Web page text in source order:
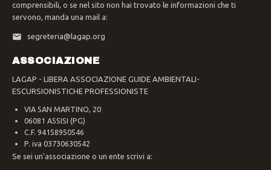
comprensibili, o se nel sito non hai trovato le informazioni che ti
servono, manda una mail a:
segreteria@lagap.org
ASSOCIAZIONE
LAGAP - LIBERA ASSOCIAZIONE GUIDE AMBIENTALI-
ESCURSIONISTICHE PROFESSIONISTE
VIA SAN MARTINO, 20
06081 ASSISI (PG)
C.F. 94158950546
P. iva 03730630542
Se sei un'associazione o un ente scrivi a: